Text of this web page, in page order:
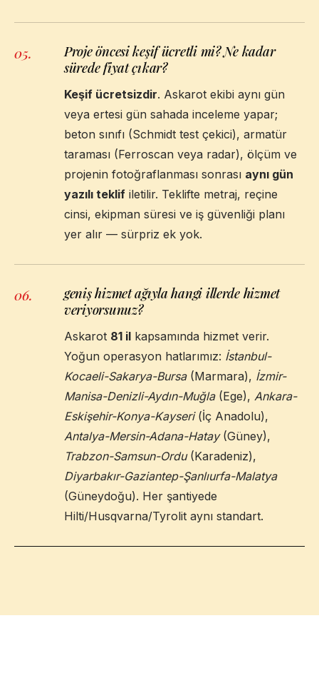
05.
Proje öncesi keşif ücretli mi? Ne kadar
sürede fiyat çıkar?
Keşif ücretsizdir. Askarot ekibi aynı gün
veya ertesi gün sahada inceleme yapar;
beton sınıfı (Schmidt test çekici), armatür
taraması (Ferroscan veya radar), ölçüm ve
projenin fotoğraflanması sonrası aynı gün
yazılı teklif iletilir. Teklifte metraj, reçine
cinsi, ekipman süresi ve iş güvenliği planı
yer alır — sürpriz ek yok.
06.
geniş hizmet ağıyla hangi illerde hizmet
veriyorsunuz?
Askarot 81 il kapsamında hizmet verir.
Yoğun operasyon hatlarımız: İstanbul-
Kocaeli-Sakarya-Bursa(Marmara), İzmir-
Manisa-Denizli-Aydın-Muğla(Ege), Ankara-
Eskişehir-Konya-Kayseri(İç Anadolu),
Antalya-Mersin-Adana-Hatay(Güney),
Trabzon-Samsun-Ordu(Karadeniz),
Diyarbakır-Gaziantep-Şanlıurfa-Malatya
(Güneydoğu). Her şantiyede
Hilti/Husqvarna/Tyrolit aynı standart.